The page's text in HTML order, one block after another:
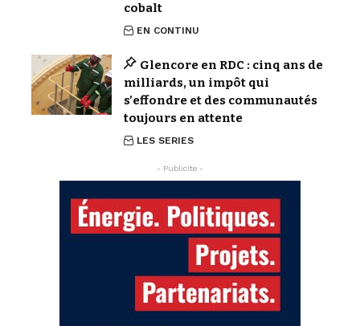
cobalt
EN CONTINU
Glencore en RDC : cinq ans de
milliards, un impôt qui
s’effondre et des communautés
toujours en attente
LES SERIES
- Publicite -